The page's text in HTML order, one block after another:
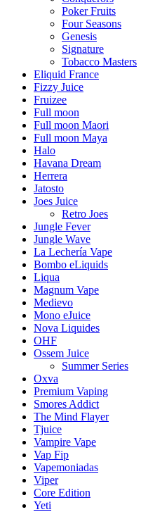
Poker Fruits
Four Seasons
Genesis
Signature
Tobacco Masters
Eliquid France
Fizzy Juice
Fruizee
Full moon
Full moon Maori
Full moon Maya
Halo
Havana Dream
Herrera
Jatosto
Joes Juice
Retro Joes
Jungle Fever
Jungle Wave
La Lechería Vape
Bombo eLiquids
Liqua
Magnum Vape
Medievo
Mono eJuice
Nova Liquides
OHF
Ossem Juice
Summer Series
Oxva
Premium Vaping
Smores Addict
The Mind Flayer
Tjuice
Vampire Vape
Vap Fip
Vapemoniadas
Viper
Core Edition
Yeti